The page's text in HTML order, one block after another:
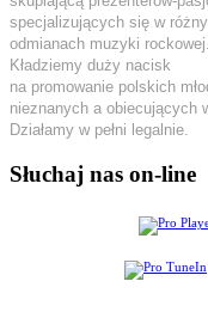
specjalizujących się w
odmianach muzyki rockowej.
Kładziemy duży nacisk
na promowanie polskich
nieznanych a obiecujących
Działamy w pełni legalnie.
Słuchaj nas on-line